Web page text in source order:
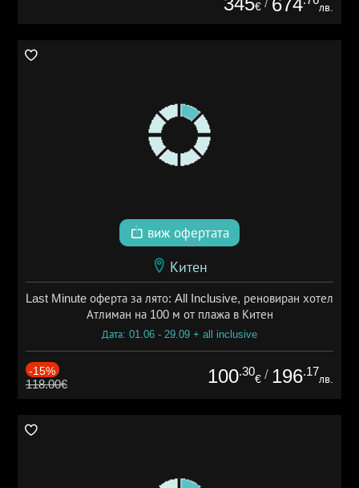
€ 674 лв.
виж офертата
Китен
Last Minute оферта за лято: All Inclusive, реновиран хотел
Атлиман на 100 м от плажа в Китен
Дата: 01.06 - 29.09 + all inclusive
-15%
118.00€ 100.30
€ / 196.17
лв.